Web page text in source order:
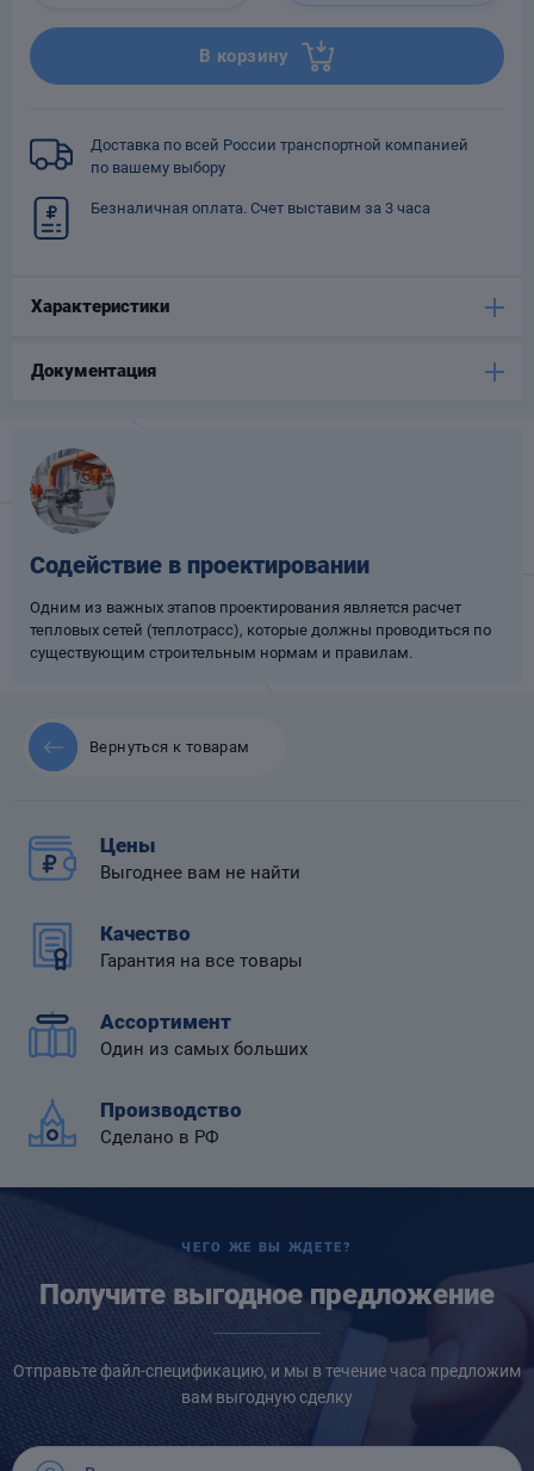
В корзину
Доставка по всей России транспортной компанией
по вашему выбору
Безналичная оплата. Счет выставим за 3 часа
Характеристики
Документация
Содействие в проектировании
Одним из важных этапов проектирования является расчет
тепловых сетей (теплотрасс), которые должны проводиться по
существующим строительным нормам и правилам.
Вернуться к товарам
Цены
Выгоднее вам не найти
Качество
Гарантия на все товары
Ассортимент
Один из самых больших
Производство
Сделано в РФ
ЧЕГО ЖЕ ВЫ ЖДЕТЕ?
Получите выгодное предложение
Отправьте файл-спецификацию, и мы в течение часа предложим
вам выгодную сделку